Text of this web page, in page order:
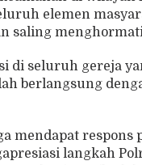
elemen
saling
di seluruh gereja
berlangsung
mendapat respons
langkah